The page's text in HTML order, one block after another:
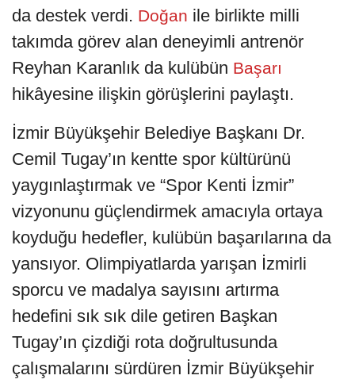
da destek verdi. Doğan ile birlikte milli
takımda görev alan deneyimli antrenör
Reyhan Karanlık da kulübün Başarı
hikâyesine ilişkin görüşlerini paylaştı.
İzmir Büyükşehir Belediye Başkanı Dr.
Cemil Tugay’ın kentte spor kültürünü
yaygınlaştırmak ve “Spor Kenti İzmir”
vizyonunu güçlendirmek amacıyla ortaya
koyduğu hedefler, kulübün başarılarına da
yansıyor. Olimpiyatlarda yarışan İzmirli
sporcu ve madalya sayısını artırma
hedefini sık sık dile getiren Başkan
Tugay’ın çizdiği rota doğrultusunda
çalışmalarını sürdüren İzmir Büyükşehir